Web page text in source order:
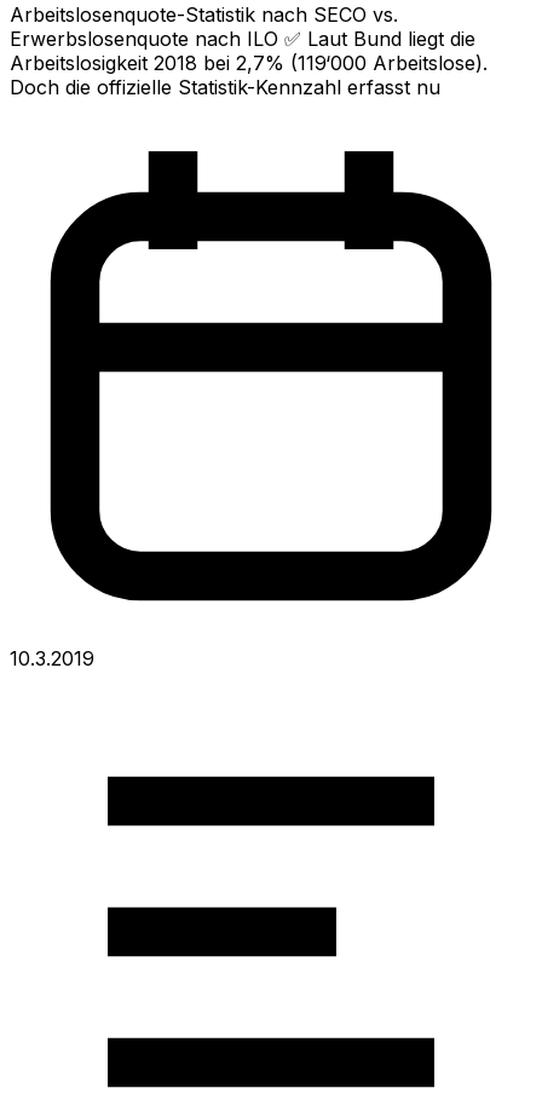
Arbeitslosenquote-Statistik nach SECO vs.
Erwerbslosenquote nach ILO ✅ Laut Bund liegt die
Arbeitslosigkeit 2018 bei 2,7% (119‘000 Arbeitslose).
Doch die offizielle Statistik-Kennzahl erfasst nu
10.3.2019